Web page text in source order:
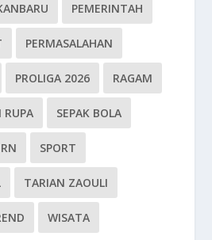
PEMERINTAH
PERMASALAHAN
PROLIGA 2026 RAGAM
RUPA SEPAK BOLA
SPORT
TARIAN ZAOULI
WISATA